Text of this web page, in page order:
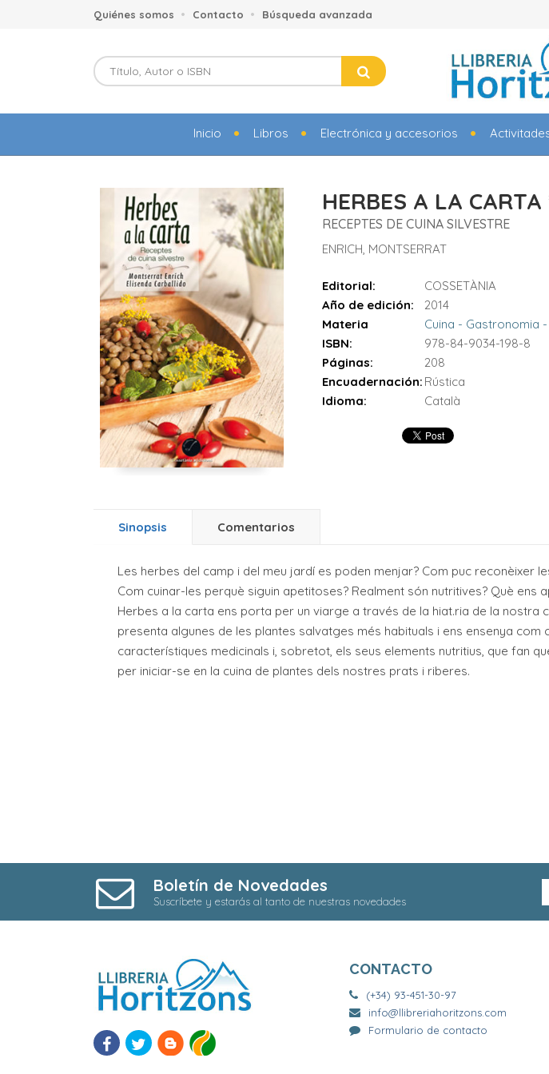
Quiénes somos Contacto Búsqueda avanzada
Inicio Libros Electrónica y accesorios
HERBES A LA CARTA
RECEPTES DE CUINA SILVESTRE
ENRICH, MONTSERRAT
Editorial:
COSSETÀNIA
Año de edición:
2014
Materia
Cuina - Gastronomia
ISBN:
978-84-9034-198-8
Páginas:
208
Encuadernación: Rústica
Idioma:
Català
Sinopsis Comentarios
Les herbes del camp i del meu jardí es poden menjar? Com puc reconèixer
Com cuinar-les perquè siguin apetitoses? Realment són nutritives? Què ens
Herbes a la carta ens porta per un viarge a través de la hiat.ria de la nostra
presenta algunes de les plantes salvatges més habituals i ens ensenya
característiques medicinals i, sobretot, els seus elements nutritius, que fan
per iniciar-se en la cuina de plantes dels nostres prats i riberes.
Boletín de Novedades
Suscríbete y estarás al tanto de nuestras novedades
CONTACTO
(+34) 93-451-30-97
info@llibreriahoritzons.com
Formulario de contacto